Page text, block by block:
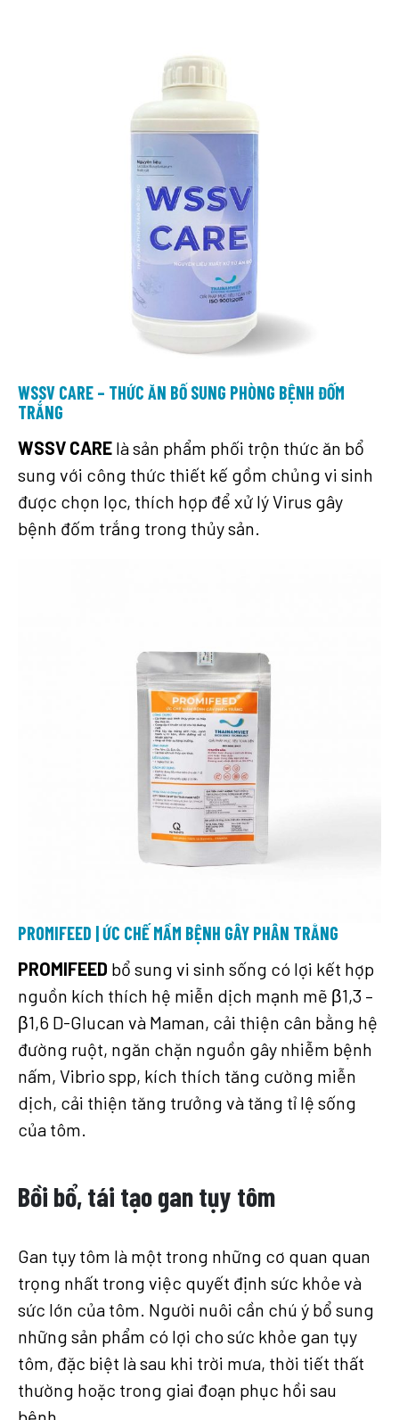
WSSV CARE – THỨC ĂN BỔ SUNG PHÒNG BỆNH ĐỐM
TRẮNG
WSSV CARE là sản phẩm phối trộn thức ăn bổ
sung với công thức thiết kế gồm chủng vi sinh
được chọn lọc, thích hợp để xử lý Virus gây
bệnh đốm trắng trong thủy sản.
PROMIFEED | ỨC CHẾ MẦM BỆNH GÂY PHÂN TRẮNG
PROMIFEED bổ sung vi sinh sống có lợi kết hợp
nguồn kích thích hệ miễn dịch mạnh mẽ β1,3 –
β1,6 D-Glucan và Maman, cải thiện cân bằng hệ
đường ruột, ngăn chặn nguồn gây nhiễm bệnh
nấm, Vibrio spp, kích thích tăng cường miễn
dịch, cải thiện tăng trưởng và tăng tỉ lệ sống
của tôm.
Bồi bổ, tái tạo gan tụy tôm
Gan tụy tôm là một trong những cơ quan quan
trọng nhất trong việc quyết định sức khỏe và
sức lớn của tôm. Người nuôi cần chú ý bổ sung
những sản phẩm có lợi cho sức khỏe gan tụy
tôm, đặc biệt là sau khi trời mưa, thời tiết thất
thường hoặc trong giai đoạn phục hồi sau